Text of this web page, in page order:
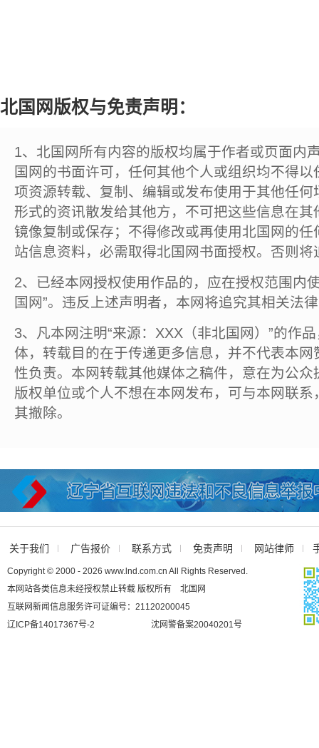
北国网版权与免责声明：
1、北国网所有内容的版权均属于作者或页面内
国网的书面许可，任何其他个人或组织均不得
项资源转载、复制、编辑或发布使用于其他任
形式的资讯散发给其他方，不可把这些信息在
镜像复制或保存；不得修改或再使用北国网的
站信息资料，必需取得北国网书面授权。否则将
2、已经本网授权使用作品的，应在授权范围内
国网”。违反上述声明者，本网将追究其相关法
3、凡本网注明“来源：XXX（非北国网）”的作
体，转载目的在于传递更多信息，并不代表本
性负责。本网转载其他媒体之稿件，意在为公
版权单位或个人不想在本网发布，可与本网联
其撤除。
关于我们 广告报价 联系方式 免责声明 网站律师
Copyright © 2000 - 2026 www.lnd.com.cn All Rights Reserved.
本网站各类信息未经授权禁止转载 版权所有 北国网
互联网新闻信息服务许可证编号：21120200045
辽ICP备14017367号-2
沈网警备案20040201号